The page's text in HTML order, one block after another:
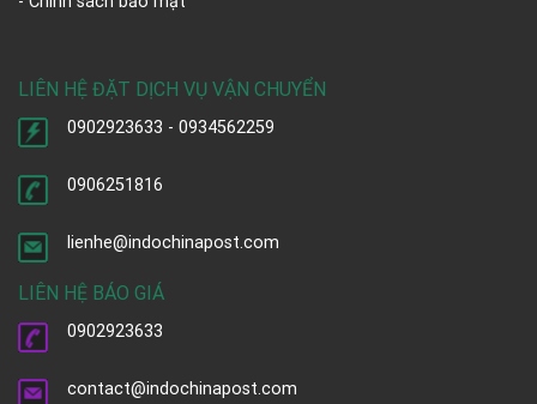
LIÊN HỆ ĐẶT DỊCH VỤ VẬN CHUYỂN
0902923633 - 0934562259
0906251816
lienhe@indochinapost.com
LIÊN HỆ BÁO GIÁ
0902923633
contact@indochinapost.com